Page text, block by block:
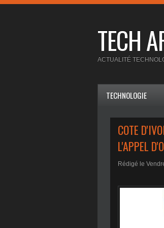
TECH
ACTUALITÉ
TECHNOLOGIE
COTE
L'APPEL
Rédigé le